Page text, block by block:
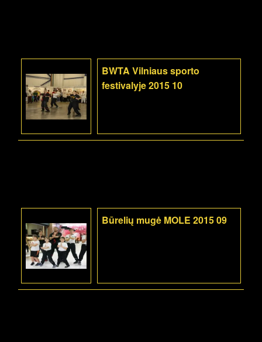
BWTA Vilniaus sporto
festivalyje 2015 10
Būrelių mugė MOLE 2015 09